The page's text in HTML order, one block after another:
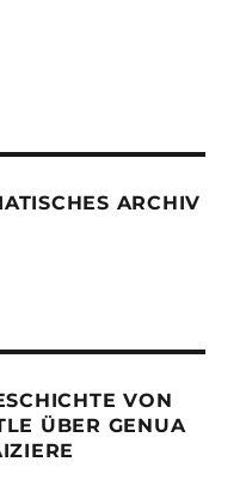
ARCHIV
VON
ÜBER GENUA